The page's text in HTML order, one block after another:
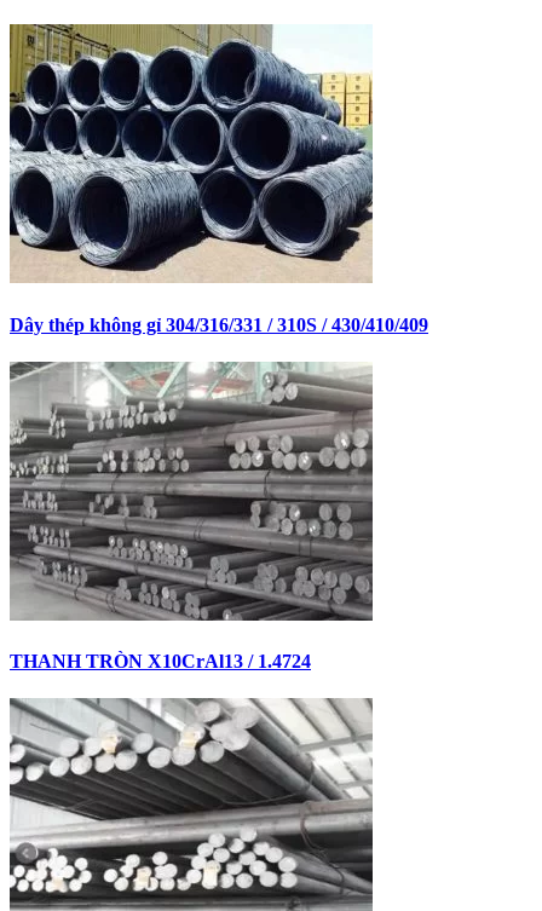
Dây thép không gỉ 304/316/331 / 310S / 430/410/409
THANH TRÒN X10CrAl13 / 1.4724